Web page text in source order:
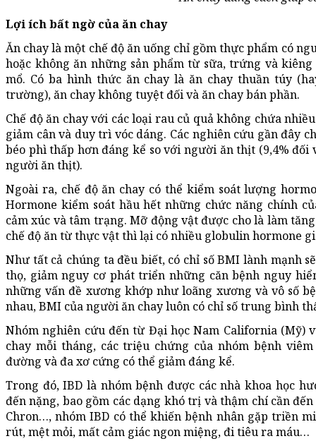
Lợi ích bất ngờ của ăn chay
Ăn chay là một chế độ ăn uống chỉ gồm thực phẩm có
hoặc không ăn những sản phẩm từ sữa, trứng và
mổ. Có ba hình thức ăn chay là ăn chay thuần túy
trường), ăn chay không tuyệt đối và ăn chay bán phần.
Chế độ ăn chay với các loại rau củ quả không chứa
giảm cân và duy trì vóc dáng. Các nghiên cứu gần đây
béo phì thấp hơn đáng kể so với người ăn thịt (9,4%
người ăn thịt).
Ngoài ra, chế độ ăn chay có thể kiểm soát lượng
Hormone kiểm soát hầu hết những chức năng chính
cảm xúc và tâm trạng. Mỡ động vật được cho là làm
chế độ ăn từ thực vật thì lại có nhiều globulin hormone
Như tất cả chúng ta đều biết, có chỉ số BMI lành mạnh
thọ, giảm nguy cơ phát triển những căn bệnh nguy
những vấn đề xương khớp như loãng xương và vô số
nhau, BMI của người ăn chay luôn có chỉ số trung bình
Nhóm nghiên cứu đến từ Đại học Nam California (Mỹ)
chay mỗi tháng, các triệu chứng của nhóm bệnh
đường và đa xơ cứng có thể giảm đáng kể.
Trong đó, IBD là nhóm bệnh được các nhà khoa học
đến nặng, bao gồm các dạng khó trị và thậm chí cần
Chron…, nhóm IBD có thể khiến bệnh nhân gặp triền
rút, mệt mỏi, mất cảm giác ngon miệng, đi tiêu ra máu…